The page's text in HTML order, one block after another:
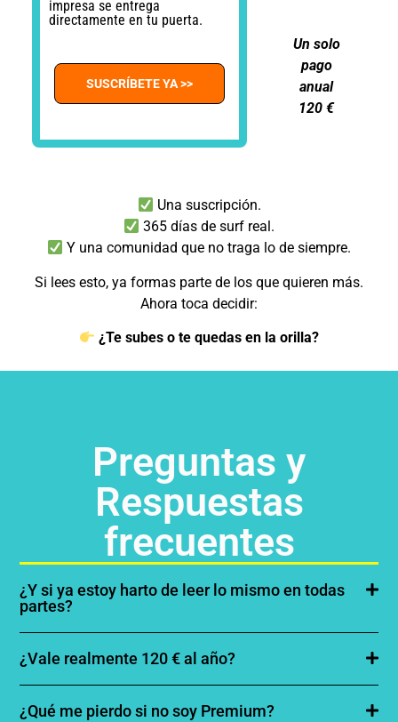
impresa se entrega
directamente en tu puerta.
SUSCRÍBETE YA >>
Un solo
pago
anual
120 €
Una suscripción.
365 días de surf real.
Y una comunidad que no traga lo de siempre.
Si lees esto, ya formas parte de los que quieren más.
Ahora toca decidir:
¿Te subes o te quedas en la orilla?
Preguntas y
Respuestas
frecuentes
¿Y si ya estoy harto de leer lo mismo en todas
partes?
¿Vale realmente 120 € al año?
¿Qué me pierdo si no soy Premium?